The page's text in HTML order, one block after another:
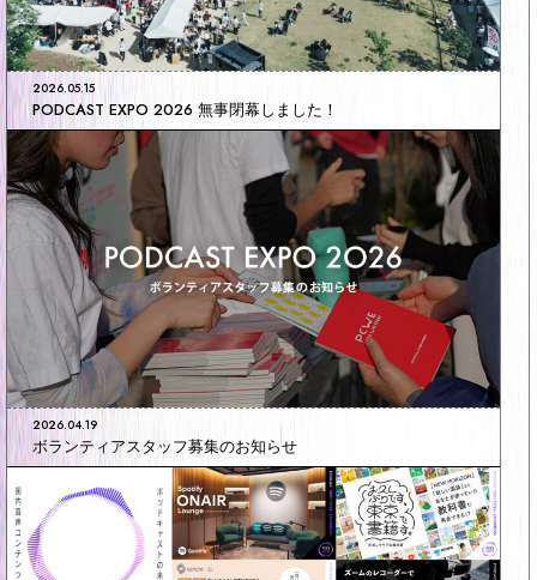
2026.05.15
PODCAST EXPO 2026 無事閉幕しました！
2026.04.19
ボランティアスタッフ募集のお知らせ